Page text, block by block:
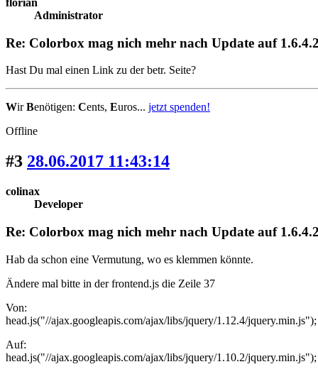
florian
Administrator
Re: Colorbox mag nich mehr nach Update auf
Hast Du mal einen Link zu der betr. Seite?
WirBenötigen: Cents, Euros... jetzt spenden!
Offline
#3 28.06.2017 11:43:14
colinax
Developer
Re: Colorbox mag nich mehr nach Update auf
Hab da schon eine Vermutung, wo es klemmen könnte.
Ändere mal bitte in der frontend.js die Zeile 37
Von:
head.js("//ajax.googleapis.com/ajax/libs/jquery/1.12.4/jquery.min.js");
Auf:
head.js("//ajax.googleapis.com/ajax/libs/jquery/1.10.2/jquery.min.js");